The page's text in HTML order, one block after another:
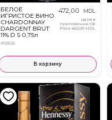
БЕЛОЕ
ИГРИСТОЕ ВИНО
CHARDONNAY
DARGENT BRUT
11% D S 0,75л
#5806
472,00 MDL
Цена в
приложении Ok
Flora 462,00 MDL
В корзину